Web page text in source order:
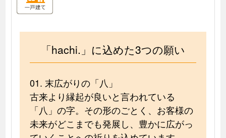
「hachi.」に込めた3つの願い
01. 末広がりの「八」
古来より縁起が良いと言われている
「八」の字。その形のごとく、お客様の
未来がどこまでも発展し、豊かに広がっ